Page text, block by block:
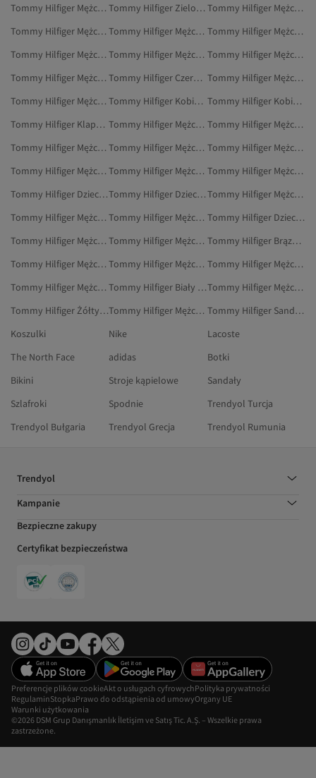
Tommy Hilfiger Mężczyźni Kamizelki
Tommy Hilfiger Zielony Czapki
Tommy Hilfiger Mężczyźni Spodenki Capri I Bermudy
Tommy Hilfiger Mężczyźni Buty Na Płaskim Obcasie
Tommy Hilfiger Mężczyźni Torebki Na Ramię
Tommy Hilfiger Mężczyźni Marynarki
Tommy Hilfiger Mężczyźni Nerki
Tommy Hilfiger Mężczyźni Akcesoria
Tommy Hilfiger Mężczyźni Spodnie Sportowe
Tommy Hilfiger Mężczyźni Odzież Sportowa
Tommy Hilfiger Czerwony Czapki
Tommy Hilfiger Mężczyźni Komputery I Tablety
Tommy Hilfiger Mężczyźni Rękawiczki
Tommy Hilfiger Kobiety Kapcie Domowe
Tommy Hilfiger Kobiety Czapki, Berety I Rękawiczki
Tommy Hilfiger Klapki Sportowe
Tommy Hilfiger Mężczyźni Dżinsy
Tommy Hilfiger Mężczyźni Sport I Turystyka
Tommy Hilfiger Mężczyźni Buty Na Co Dzień
Tommy Hilfiger Mężczyźni Szorty Kąpielowe
Tommy Hilfiger Mężczyźni Obuwie
Tommy Hilfiger Mężczyźni Paski
Tommy Hilfiger Mężczyźni Oksfordki
Tommy Hilfiger Mężczyźni Kamizelki Z Dzianiny
Tommy Hilfiger Dzieci Kamizelki
Tommy Hilfiger Dzieci Torby I Torebki
Tommy Hilfiger Mężczyźni Plecaki
Tommy Hilfiger Mężczyźni Koszulki Sportowe
Tommy Hilfiger Mężczyźni Odzież Domowa
Tommy Hilfiger Dzieci Płaszcze Przeciwdeszczowe
Tommy Hilfiger Mężczyźni Odzież
Tommy Hilfiger Mężczyźni Torby Na Laptopa
Tommy Hilfiger Brązowy Paski I Szelki
Tommy Hilfiger Mężczyźni Dresy
Tommy Hilfiger Mężczyźni Mokasyny
Tommy Hilfiger Mężczyźni Płaszcze Przeciwdeszczowe
Tommy Hilfiger Mężczyźni Płaszcze I Kurtki
Tommy Hilfiger Biały Czapki
Tommy Hilfiger Mężczyźni Buty Sportowe
Tommy Hilfiger Żółty Płaszcze I Kurtki
Tommy Hilfiger Mężczyźni Outdoor
Tommy Hilfiger Sandały I Kapcie
Koszulki
Nike
Lacoste
The North Face
adidas
Botki
Bikini
Stroje kąpielowe
Sandały
Szlafroki
Spodnie
Trendyol Turcja
Trendyol Bułgaria
Trendyol Grecja Trendyol Rumunia
Trendyol
Kampanie
Bezpieczne zakupy
Certyfikat bezpieczeństwa
©2026 DSM Grup Danışmanlık İletişim ve Satış Tic. A.Ş. – Wszelkie prawa
zastrzeżone.
Preferencje plików cookieAkt o usługach cyfrowychPolityka prywatności
RegulaminStopkaPrawo do odstąpienia od umowyOrgany UE
Warunki użytkowania